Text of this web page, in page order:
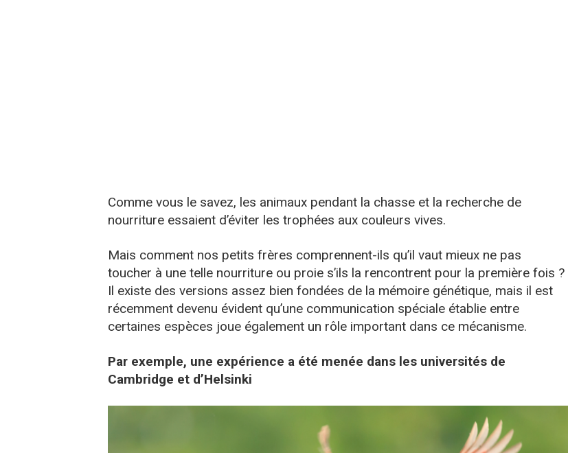
Comme vous le savez, les animaux pendant la chasse et la recherche de
nourriture essaient d’éviter les trophées aux couleurs vives.
Mais comment nos petits frères comprennent-ils qu’il vaut mieux ne pas
toucher à une telle nourriture ou proie s’ils la rencontrent pour la première fois ?
Il existe des versions assez bien fondées de la mémoire génétique, mais il est
récemment devenu évident qu’une communication spéciale établie entre
certaines espèces joue également un rôle important dans ce mécanisme.
Par exemple, une expérience a été menée dans les universités de
Cambridge et d’Helsinki